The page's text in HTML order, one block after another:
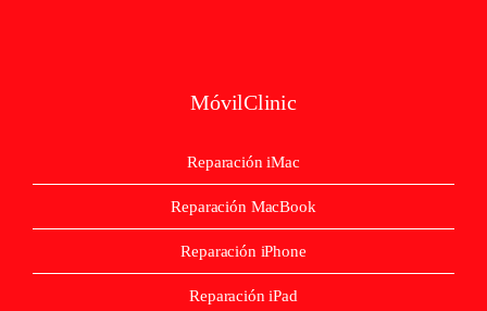
MóvilClinic
Reparación iMac
Reparación MacBook
Reparación iPhone
Reparación iPad